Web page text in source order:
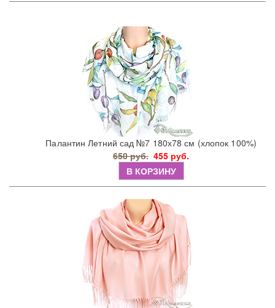
Палантин Летний сад №7 180х78 см (хлопок 100%)
650 руб. 455 руб.
В КОРЗИНУ